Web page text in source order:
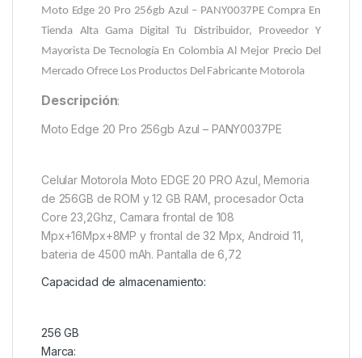
Moto Edge 20 Pro 256gb Azul – PANY0037PECompra En
Tienda Alta Gama Digital Tu Distribuidor, Proveedor Y
Mayorista De Tecnología En Colombia Al Mejor Precio Del
Mercado Ofrece Los Productos Del Fabricante Motorola
Descripción:
Moto Edge 20 Pro 256gb Azul – PANY0037PE
Celular Motorola Moto EDGE 20 PRO Azul, Memoria
de 256GB de ROM y 12 GB RAM, procesador Octa
Core 23,2Ghz, Camara frontal de 108
Mpx+16Mpx+8MP y frontal de 32 Mpx, Android 11,
bateria de 4500 mAh. Pantalla de 6,72
Capacidad de almacenamiento:
256 GB
Marca: